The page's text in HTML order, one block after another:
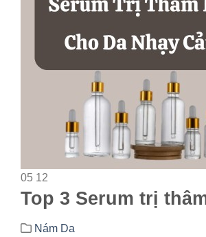
05 12
Top 3 Serum trị
Nám Da